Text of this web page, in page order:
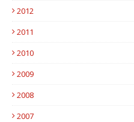
2012
2011
2010
2009
2008
2007